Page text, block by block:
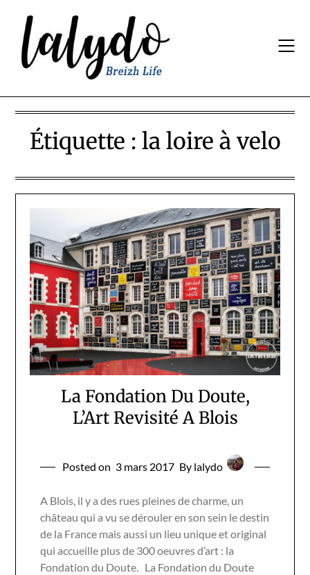
content
Étiquette : la loire à velo
La Fondation Du Doute,
L’Art Revisité A Blois
Posted on 3 mars 2017 By lalydo
A Blois, il y a des rues pleines de charme, un
château qui a vu se dérouler en son sein le destin
de la France mais aussi un lieu unique et original
qui accueille plus de 300 oeuvres d’art : la
Fondation du Doute. La Fondation du Doute